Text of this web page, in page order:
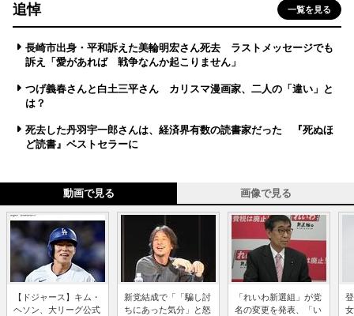
追悼 一覧を見る
長崎市出身・平和訴えた美輪明宏さん死去 ラストメッセージでも
訴え「愛があれば 戦争なんか起こりません」
つげ義春さんと白土三平さん カリスマ漫画家、二人の「違い」と
は？
死去した丹羽宇一郎さんは、経済界有数の読書家だった 『死ぬほ
ど読書』ベストセラーに
動画で見る 画像で見る
【ドジャース】キム・
ヘソン、大リーグ公式
新党結成で「「騙し討
ちにあった気分」と怒
「れいわ新選組」が党
名の変更を発表、「い